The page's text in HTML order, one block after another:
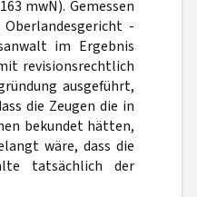
mwN). Gemessen
-
im Ergebnis
revisionsrechtlich
ausgeführt,
die Zeugen die in
bekundet hätten,
wäre, dass die
tatsächlich der